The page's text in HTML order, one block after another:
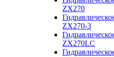
ZX270
ZX270-3
ZX270LC